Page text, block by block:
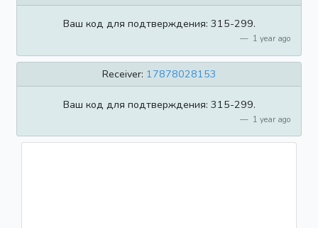
Ваш код для подтверждения: 315-299.
1 year ago
Receiver: 17878028153
Ваш код для подтверждения: 315-299.
1 year ago